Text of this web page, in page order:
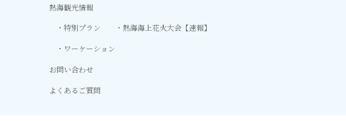
熱海観光情報
特別プラン
熱海海上花火大会【速報】
ワーケーション
お問い合わせ
よくあるご質問